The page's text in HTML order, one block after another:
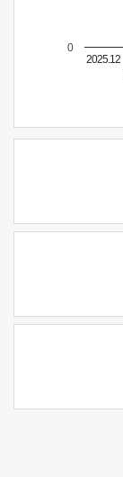
2025.12
0